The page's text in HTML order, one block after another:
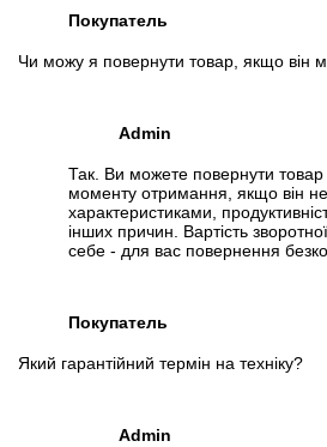
Покупатель
Чи можу я повернути товар, якщо він
Admin
Так. Ви можете повернути товар
моменту отримання, якщо він не
характеристиками,
інших причин. Вартість
себе - для вас повернення
Покупатель
Який гарантійний термін на техніку?
Admin